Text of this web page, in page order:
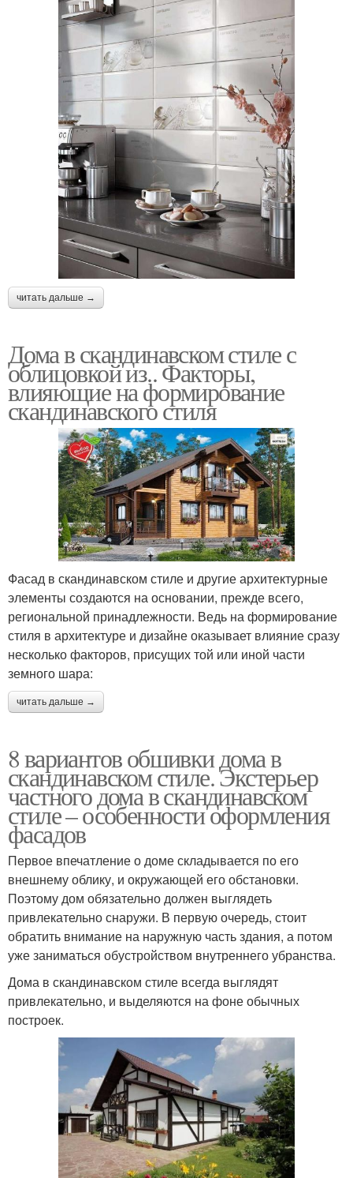
читать дальше →
Дома в скандинавском стиле с
облицовкой из.. Факторы,
влияющие на формирование
скандинавского стиля
Фасад в скандинавском стиле и другие архитектурные
элементы создаются на основании, прежде всего,
региональной принадлежности. Ведь на формирование
стиля в архитектуре и дизайне оказывает влияние сразу
несколько факторов, присущих той или иной части
земного шара:
читать дальше →
8 вариантов обшивки дома в
скандинавском стиле. Экстерьер
частного дома в скандинавском
стиле – особенности оформления
фасадов
Первое впечатление о доме складывается по его
внешнему облику, и окружающей его обстановки.
Поэтому дом обязательно должен выглядеть
привлекательно снаружи. В первую очередь, стоит
обратить внимание на наружную часть здания, а потом
уже заниматься обустройством внутреннего убранства.
Дома в скандинавском стиле всегда выглядят
привлекательно, и выделяются на фоне обычных
построек.